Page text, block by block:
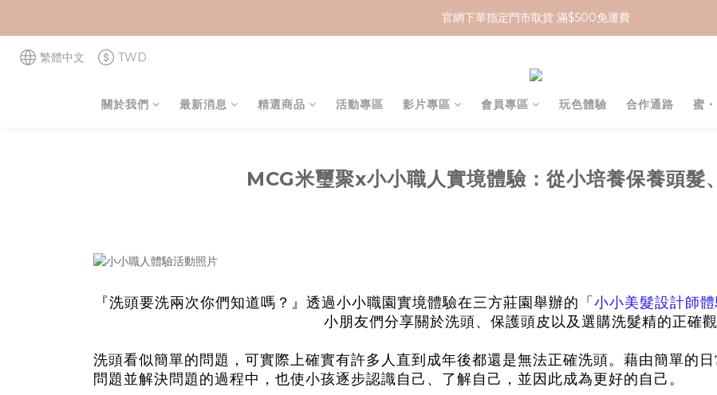
加入 MCG 會員｜即贈 $100 購物金
官網下單指定門市取貨 滿$500免運費
繁體中文 TWD
關於我們 最新消息 精選商品 活動專區 影片專區 會員專區 玩色體驗 合作通路 蜜
MCG米璽聚x小小職人實境體驗：從小培養保養頭髮
『洗頭要洗兩次你們知道嗎？』透過小小職園實境體驗在三方莊園舉辦的「 小小美髮設計師
小朋友們分享關於洗頭、保護頭皮以及選購洗髮精的正確觀
洗頭看似簡單的問題，可實際上確實有許多人直到成年後都還是無法正確洗頭。藉由簡單的
問題並解決問題的過程中，也使小孩逐步認識自己、了解自己，並因此成為更好的自己。